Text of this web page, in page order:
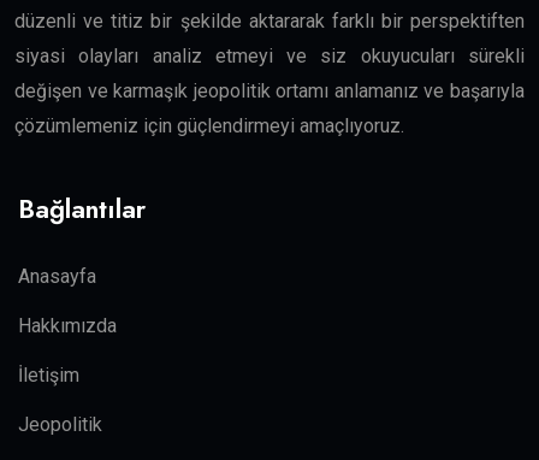
düzenli ve titiz bir şekilde aktararak farklı bir perspektiften
siyasi olayları analiz etmeyi ve siz okuyucuları sürekli
değişen ve karmaşık jeopolitik ortamı anlamanız ve başarıyla
çözümlemeniz için güçlendirmeyi amaçlıyoruz.
Bağlantılar
Anasayfa
Hakkımızda
İletişim
Jeopolitik